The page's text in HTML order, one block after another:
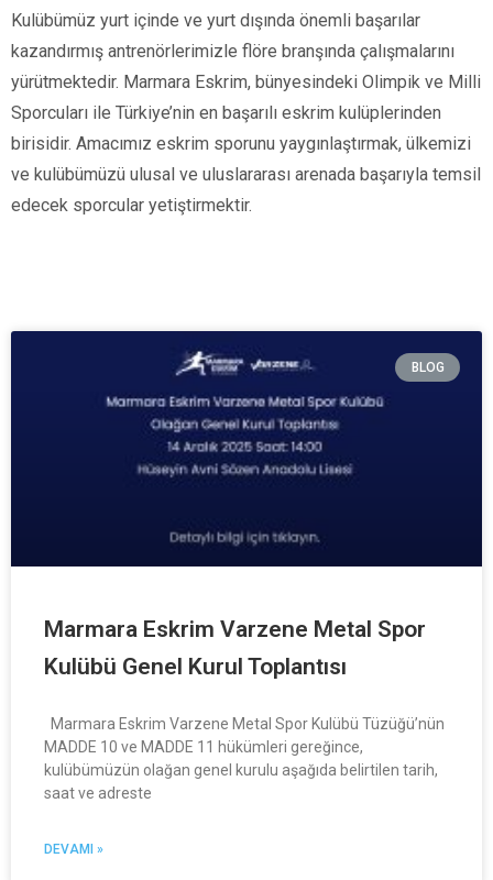
Kulübümüz yurt içinde ve yurt dışında önemli başarılar
kazandırmış antrenörlerimizle flöre branşında çalışmalarını
yürütmektedir. Marmara Eskrim, bünyesindeki Olimpik ve Milli
Sporcuları ile Türkiye’nin en başarılı eskrim kulüplerinden
birisidir. Amacımız eskrim sporunu yaygınlaştırmak, ülkemizi
ve kulübümüzü ulusal ve uluslararası arenada başarıyla temsil
edecek sporcular yetiştirmektir.
BLOG
Marmara Eskrim Varzene Metal Spor
Kulübü Genel Kurul Toplantısı
Marmara Eskrim Varzene Metal Spor Kulübü Tüzüğü’nün
MADDE 10 ve MADDE 11 hükümleri gereğince,
kulübümüzün olağan genel kurulu aşağıda belirtilen tarih,
saat ve adreste
DEVAMI »